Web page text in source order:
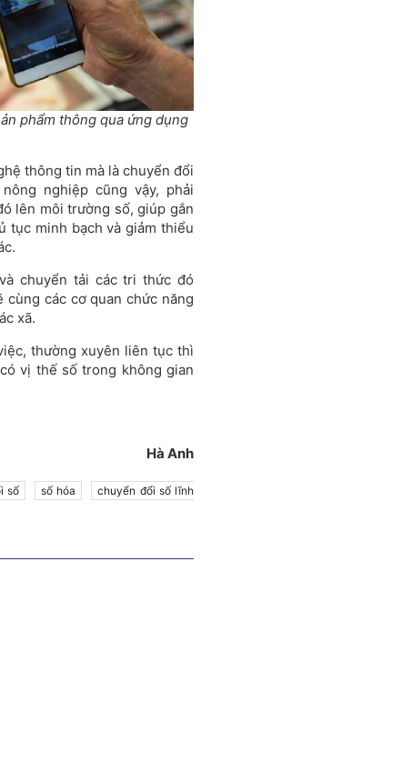
phẩm thông qua ứng dụng
thông tin mà là chuyển đổi
nghiệp cũng vậy, phải
lên môi trường số, giúp gắn
tục minh bạch và giảm thiểu
chuyển tải các tri thức đó
các cơ quan chức năng
xã.
thường xuyên liên tục thì
vị thế số trong không gian
Hà Anh
số số hóa
chuyển đổi số lĩnh